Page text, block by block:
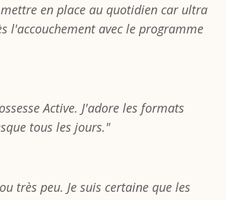
en place au quotidien car ultra
l'accouchement avec le programme
Active. J'adore les formats
tous les jours."
très peu. Je suis certaine que les